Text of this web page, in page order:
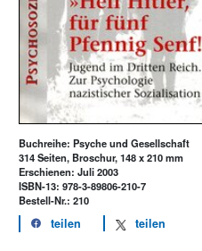
Buchreihe: Psyche und Gesellschaft
314 Seiten, Broschur, 148 x 210 mm
Erschienen: Juli 2003
ISBN-13: 978-3-89806-210-7
Bestell-Nr.: 210
teilen teilen